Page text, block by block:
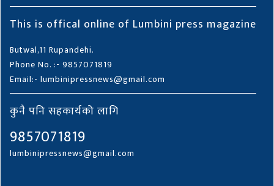
This is offical online of Lumbini press magazine
Butwal,11 Rupandehi.
Phone No. :- 9857071819
Email:- lumbinipressnews@gmail.com
कुनै पनि सहकार्यको लागि
9857071819
lumbinipressnews@gmail.com